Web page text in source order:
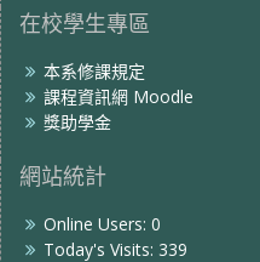
在校學生專區
本系修課規定
課程資訊網 Moodle
獎助學金
網站統計
Online Users: 0
Today's Visits: 339